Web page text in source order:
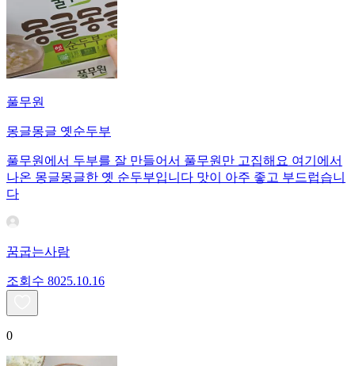
풀무원
몽글몽글 옛순두부
풀무원에서 두부를 잘 만들어서 풀무원만 고집해요 여기에서
나온 몽글몽글한 옛 순두부입니다 맛이 아주 좋고 부드럽습니
다
꿈굽는사람
조회수 8025.10.16
0